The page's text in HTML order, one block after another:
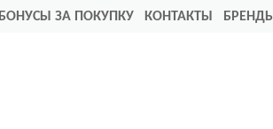
БОНУСЫ ЗА ПОКУПКУ КОНТАКТЫ БРЕНДЫ